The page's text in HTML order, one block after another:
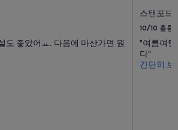
도 좋았어ㅛ. 다음에 마산가면 원
스탠포드
10/10 훌륭
"여름여
다"
간단히 보